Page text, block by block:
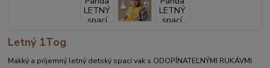
Letný 1Tog
Mäkký a príjemný letný detský spací vak s ODOPÍNATEĽNÝMI RUKÁVMI